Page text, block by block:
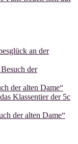
an der
der
der alten Dame“
Klassentier der 5c
der alten Dame“